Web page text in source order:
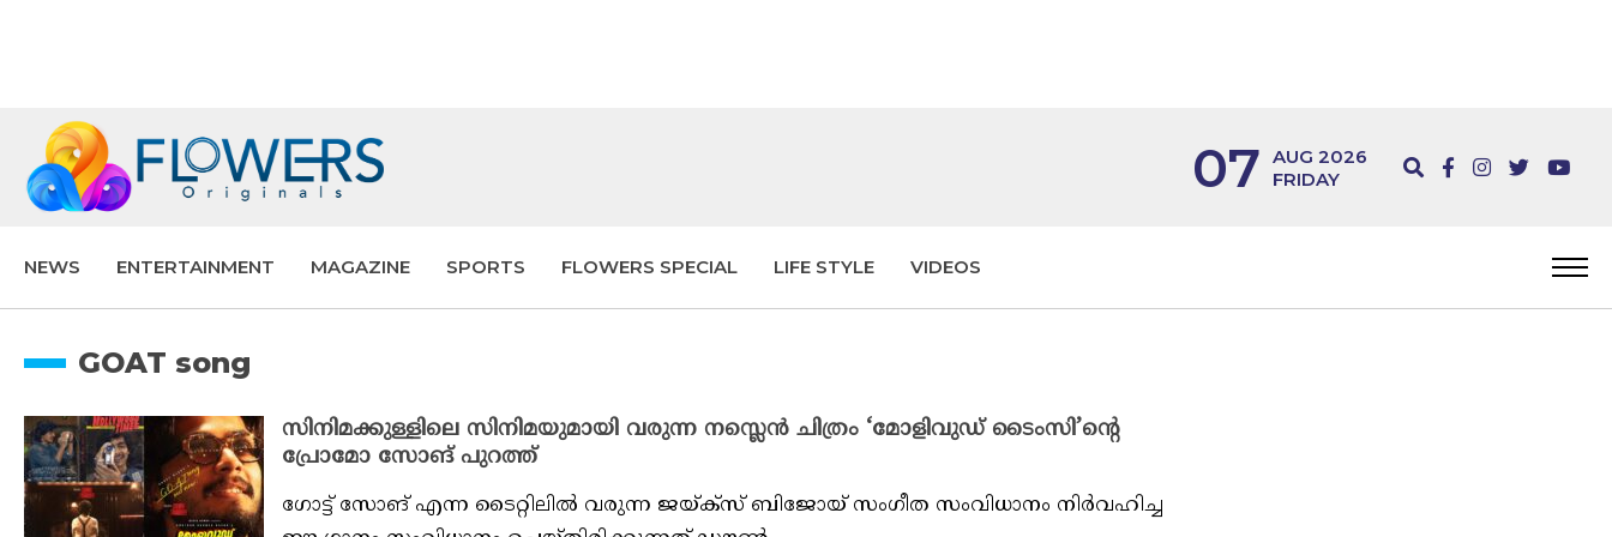
07 AUG 2026
FRIDAY
NEWS ENTERTAINMENT MAGAZINE SPORTS FLOWERS SPECIAL LIFE STYLE VIDEOS
GOAT song
സിനിമക്കുള്ളിലെ സിനിമയുമായി വരുന്ന നസ്ലെൻ ചിത്രം ‘മോളിവുഡ് ടൈംസി’ന്റെ
പ്രോമോ സോങ് പുറത്ത്
ഗോട്ട് സോങ് എന്ന ടൈറ്റിലിൽ വരുന്ന ജയ്ക്സ് ബിജോയ് സംഗീത സംവിധാനം നിർവഹിച്ച